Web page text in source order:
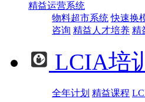
精益运营系统
物料超市系统 快速换
咨询 精益人才培养 精
LCIA培
全年计划 精益课程